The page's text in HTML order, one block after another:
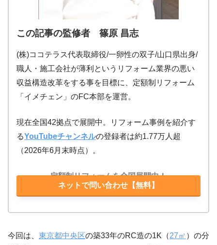
この記事の監修者 篠原 昌志
(株)ココテラス代表取締役/一卵性の双子/山口県出身/
職人・施工会社が薄利というリフォーム業界の悪い
収益構造改革をする事を目標に、定額制リフォーム
「イメチェン」のFC本部を運営。
現在全国42拠点で展開中。リフォーム事例を紹介す
るYouTubeチャンネルの登録者は約1.77万人超
（2026年6月末時点）。
定額制リフォームを全国展開中！
ネットで問い合わせ【無料】
今回は、 東京都中央区の築33年のRC造の1K（27㎡ ）の分